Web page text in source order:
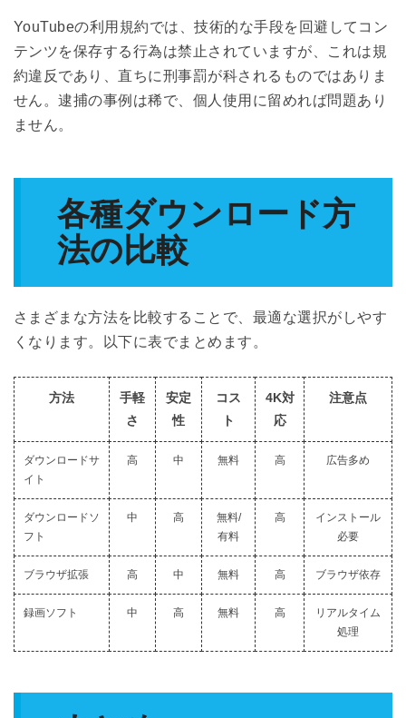
YouTubeの利用規約では、技術的な手段を回避してコン
テンツを保存する行為は禁止されていますが、これは規
約違反であり、直ちに刑事罰が科されるものではありま
せん。逮捕の事例は稀で、個人使用に留めれば問題あり
ません。
各種ダウンロード方
法の比較
さまざまな方法を比較することで、最適な選択がしやす
くなります。以下に表でまとめます。
方法
手軽
さ
安定
性
コス
ト
4K対
応
注意点
ダウンロードサ
イト
高 中 無料 高 広告多め
ダウンロードソ
フト
中 高
無料/
有料
高
インストール
必要
ブラウザ拡張 高 中 無料 高 ブラウザ依存
録画ソフト 中 高 無料 高
リアルタイム
処理